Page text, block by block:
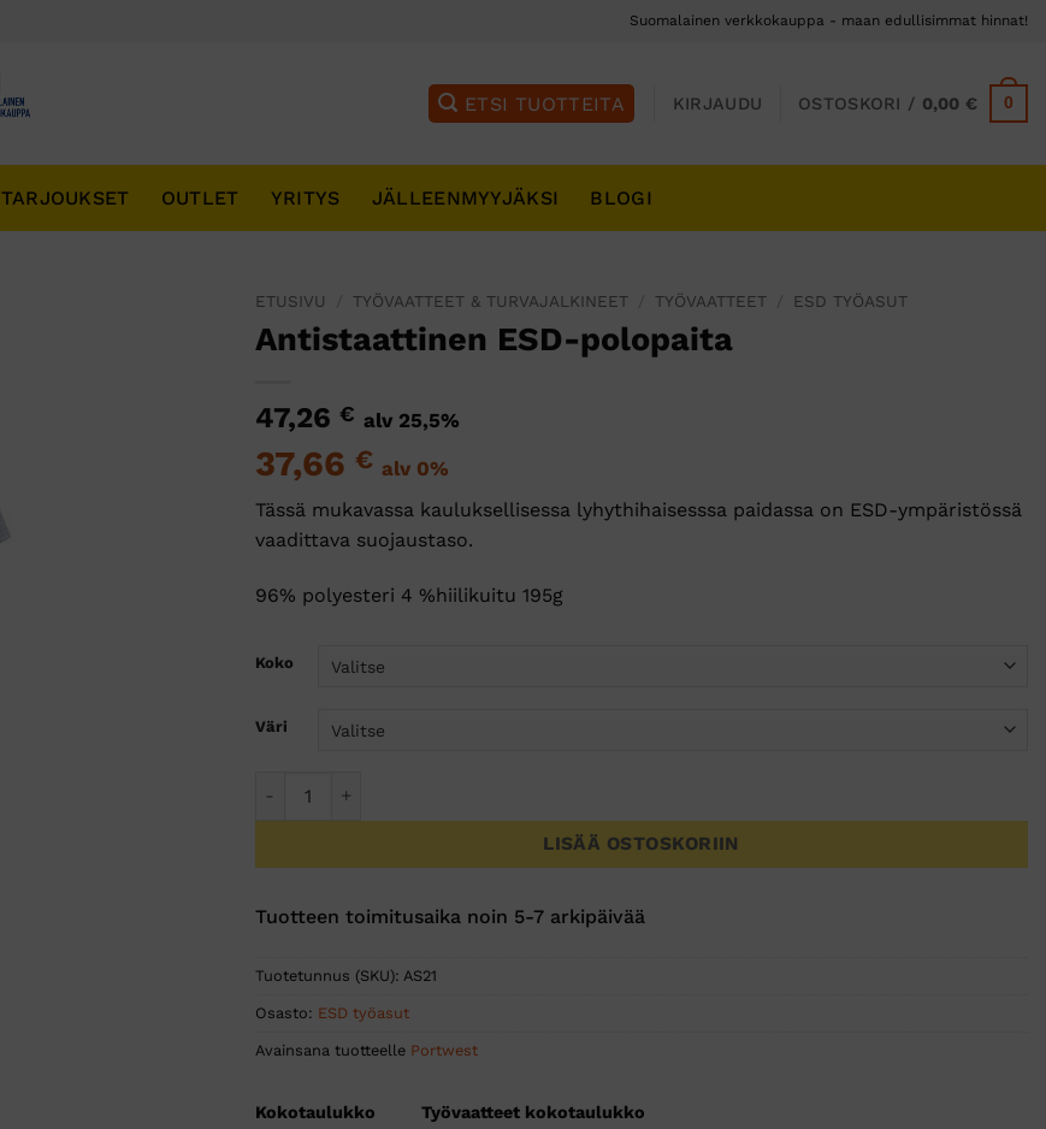
Suomalainen verkkokauppa - maan edullisimmat hinnat!
KIRJAUDU OSTOSKORI / 0,00€ 0
TARJOUKSET OUTLET YRITYS JÄLLEENMYYJÄKSI BLOGI
ETUSIVU TYÖVAATTEET & TURVAJALKINEET TYÖVAATTEET ESD TYÖASUT
Antistaattinen ESD-polopaita
47,26 € alv 25,5%
37,66 € alv 0%
Tässä mukavassa kauluksellisessa lyhythihaisesssa paidassa on ESD-ympäristössä
vaadittava suojaustaso.
96% polyesteri 4 %hiilikuitu 195g
Koko
Väri
LISÄÄ OSTOSKORIIN
Tuotteen toimitusaika noin 5-7 arkipäivää
Tuotetunnus (SKU): AS21
Osasto: ESD työasut
Avainsana tuotteelle Portwest
Kokotaulukko Työvaatteet kokotaulukko